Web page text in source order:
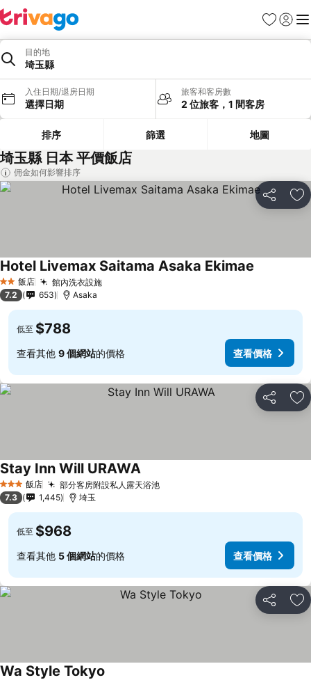
我的最愛
登入 選
目的地
埼玉縣
入住日期/退房日期
選擇日期
旅客和客房數
2 位旅客，1 間客房
排序 篩選 地圖
埼玉縣 日本 平價飯店
佣金如何影響排序
分享 加
2 星級飯店 館內洗衣設施
Hotel Livemax Saitama Asaka Ekimae
7.2 653 Asaka
低至 $788
查看其他 9 個網站的價格 查看價格
分享 加
3 星級 飯店 部分客房附設私人露天浴池
Stay Inn Will URAWA
7.3 1,445 埼玉
低至 $968
查看其他 5 個網站的價格 查看價格
分享 加
Wa Style Tokyo